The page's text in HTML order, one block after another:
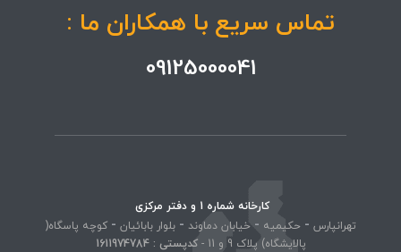
تماس سریع با همکاران ما :
09125000041
کارخانه شماره 1 و دفتر مرکزی
تهرانپارس - حکیمیه - خیابان دماوند - بلوار بابائیان - کوچه پاسگاه(
پالایشگاه) پلاک 9 و 11 -
کد‌پستی : 1611974784